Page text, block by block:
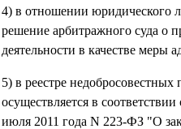
4) в отношении юридического
решение арбитражного суда о
деятельности в качестве меры
5) в реестре
осуществляется в
июля 2011 года N 223-ФЗ "О